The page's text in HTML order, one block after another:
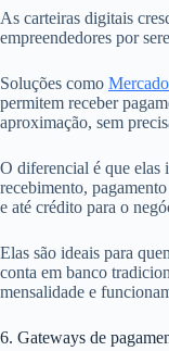
As carteiras digitais
empreendedores por
Soluções como
permitem receber
aproximação, sem
O diferencial é que elas
recebimento,
e até crédito para o
Elas são ideais para
conta em banco
mensalidade e
6. Gateways de